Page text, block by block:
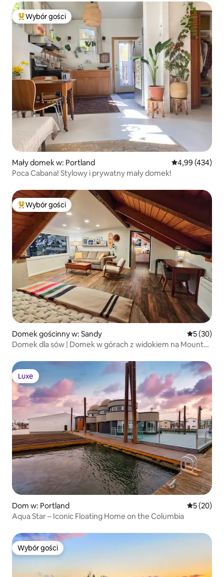
Najpopularniejsze z kategorii Wybór gości
Wybór gości
Mały domek w: Portland Średnia
4,99 (434)
Poca Cabana! Stylowy i prywatny mały domek!
Najpopularniejsze z kategorii Wybór gości
Wybór gości
Domek gościnny w: Sandy Średnia
5 (30)
Domek dla sów | Domek w górach z widokiem na Mount
Luxe
Luxe
Dom w: Portland Średnia
5 (20)
Aqua Star – Iconic Floating Home on the Columbia
Wybór gości
Wybór gości